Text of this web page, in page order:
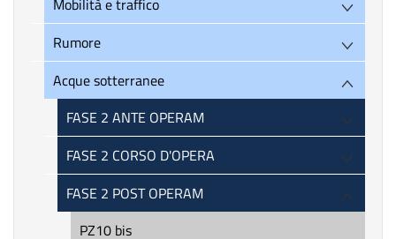
Mobilità e traffico
Rumore
Acque sotterranee
FASE 2 ANTE OPERAM
FASE 2 CORSO D'OPERA
FASE 2 POST OPERAM
PZ10 bis